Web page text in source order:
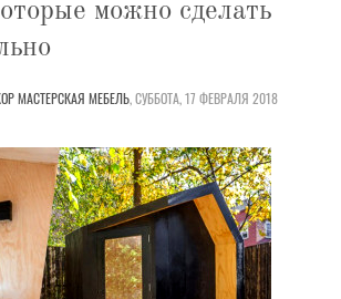
можно сделать
МАСТЕРСКАЯ МЕБЕЛЬ,СУББОТА, 17 ФЕВРАЛЯ 2018